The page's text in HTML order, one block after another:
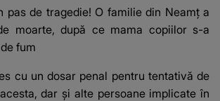
pas de tragedie! O familie din Neamț a
moarte, după ce mama copiilor s-a
fum
cu un dosar penal pentru tentativă de
dar și alte persoane implicate în